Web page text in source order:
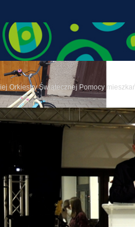
Orkiestry Świątecznej Pomocy